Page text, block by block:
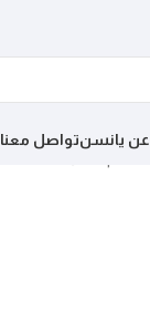
عن يانسنتواصل معنا